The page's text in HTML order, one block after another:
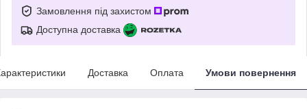
Замовлення під захистом
Доступна доставка
Доставка Оплата Умови повернення